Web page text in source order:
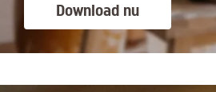
Download nu